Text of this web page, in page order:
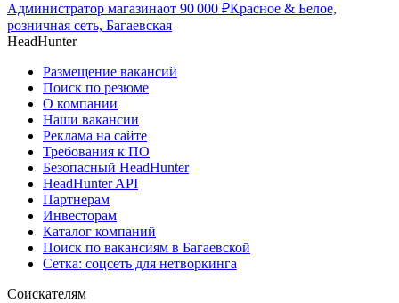
Администратор магазинаот 90 000 ₽Красное & Белое,
розничная сеть, Багаевская
HeadHunter
Размещение вакансий
Поиск по резюме
О компании
Наши вакансии
Реклама на сайте
Требования к ПО
Безопасный HeadHunter
HeadHunter API
Партнерам
Инвесторам
Каталог компаний
Поиск по вакансиям в Багаевской
Сетка: соцсеть для нетворкинга
Соискателям